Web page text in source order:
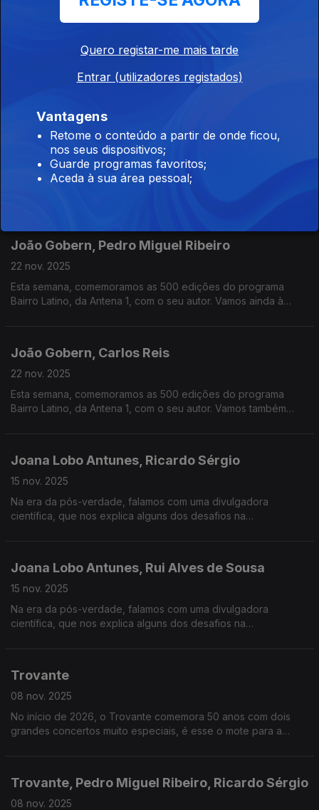
Jerónimo contracena com... inteligência artificial.
Aurélio Gomes, à conversa com Raquel Tavares, saúda o seu
regresso aos discos com o mais recente "Deles por Mim (e à
mais recente estreia: "Nuremberga".
Raquel Tavares, Pedro Miguel Ribeiro
29 nov. 2025
Raquel Tavares troca opiniões com Aurélio Gomes sobre a
João Gobern, Pedro Miguel Ribeiro
22 nov. 2025
Esta semana, comemoramos as 500 edições do programa
Bairro Latino, da Antena 1, com o seu autor. Vamos ainda à
João Gobern, Carlos Reis
22 nov. 2025
Esta semana, comemoramos as 500 edições do programa
Bairro Latino, da Antena 1, com o seu autor. Vamos também
Joana Lobo Antunes, Ricardo Sérgio
15 nov. 2025
Na era da pós-verdade, falamos com uma divulgadora
científica, que nos explica alguns dos desafios na
Joana Lobo Antunes, Rui Alves de Sousa
15 nov. 2025
Na era da pós-verdade, falamos com uma divulgadora
científica, que nos explica alguns dos desafios na
Trovante
08 nov. 2025
No início de 2026, o Trovante comemora 50 anos com dois
grandes concertos muito especiais, é esse o mote para a
Trovante, Pedro Miguel Ribeiro, Ricardo Sérgio
08 nov. 2025
Quero registar-me mais tarde
Entrar (utilizadores registados)
Vantagens
Retome o conteúdo a partir de onde ficou,
nos seus dispositivos;
Guarde programas favoritos;
Aceda à sua área pessoal;